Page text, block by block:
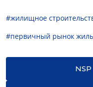
#жилищное
#первичный рынок